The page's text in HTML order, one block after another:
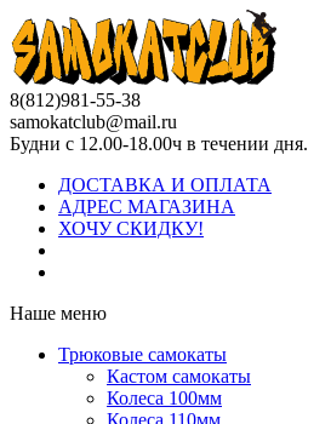
8(812)981-55-38
samokatclub@mail.ru
Будни с 12.00-18.00ч в течении дня.
ДОСТАВКА И ОПЛАТА
АДРЕС МАГАЗИНА
ХОЧУ СКИДКУ!
Наше меню
Трюковые самокаты
Кастом самокаты
Колеса 100мм
Колеса 110мм